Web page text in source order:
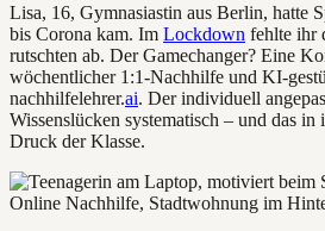
Lisa, 16, Gymnasiastin aus Berlin, hatte
bis Corona kam. Im Lockdown fehlte ihr
rutschten ab. Der Gamechanger? Eine
wöchentlicher 1:1-Nachhilfe und KI-
nachhilfelehrer.ai. Der individuell
Wissenslücken systematisch – und das in
Druck der Klasse.